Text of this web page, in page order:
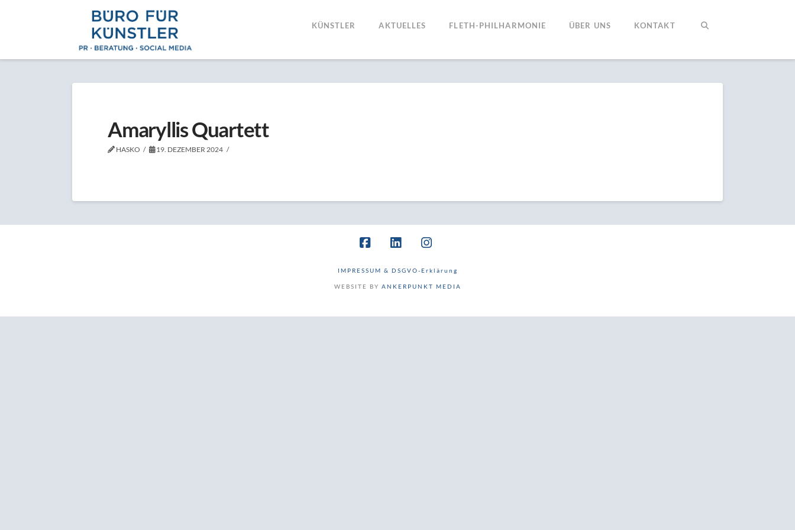
KÜNSTLER AKTUELLES FLETH-PHILHARMONIE ÜBER UNS KONTAKT
Amaryllis Quartett
HASKO 19. DEZEMBER 2024
IMPRESSUM & DSGVO-Erklärung
WEBSITE BY ANKERPUNKT MEDIA